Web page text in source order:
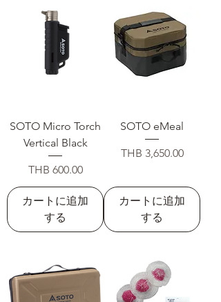
SOTO Micro Torch
Vertical Black
価格
THB 600.00
カートに追加
する
SOTO eMeal
価格
THB 3,650.00
カートに追加
する